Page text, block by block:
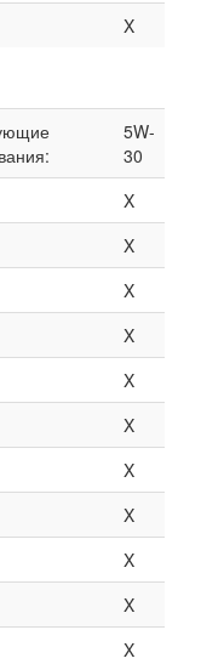
X
5W-
30
X
X
X
X
X
X
X
X
X
X
X